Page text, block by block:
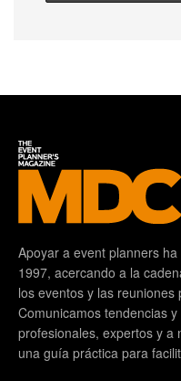
Apoyar a event planners
1997, acercando a la
los eventos y las
Comunicamos tendencias
profesionales, expertos y a
una guía práctica para